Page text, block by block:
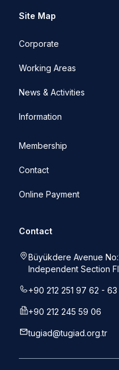
Site Map
Corporate
Working Areas
News & Activities
Information
Membership
Contact
Online Payment
Contact
Büyükdere Avenue
Independent Section
+90 212 251 97 62 - 63
+90 212 245 59 06
tugiad@tugiad.org.tr